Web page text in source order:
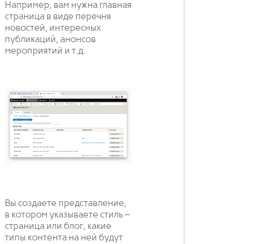
Например, вам нужна главная
страница в виде перечня
новостей, интересных
публикаций, анонсов
мероприятий и т.д.
Вы создаете представление,
в котором указываете стиль –
страница или блог, какие
типы контента на ней будут